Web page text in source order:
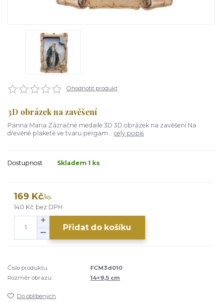
Ohodnotit produkt
3D obrázek na zavěšení
Panna Maria Zázračné medaile 3D 3D obrázek na zavěšení Na
dřevěné plaketě ve tvaru pergam... celý popis
Dostupnost Skladem 1 ks
169 Kč/ks
140 Kč bez DPH
Přidat do košíku
Číslo produktu:
FCM3d010
Rozměr obrazu:
14×9,5 cm
Do oblíbených